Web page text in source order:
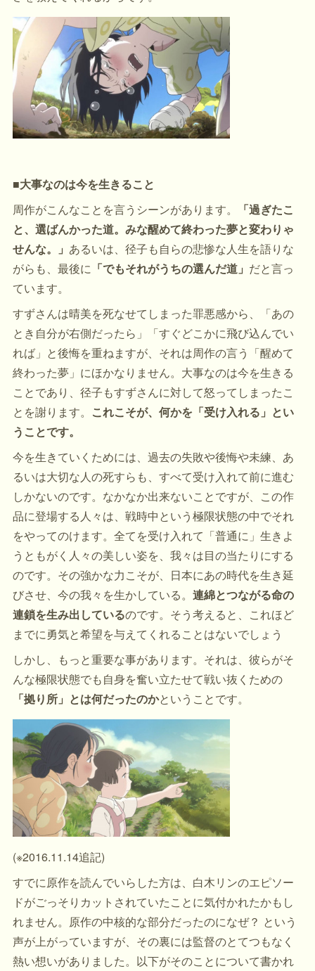
■大事なのは今を生きること
周作がこんなことを言うシーンがあります。
「過ぎたこ
と、選ばんかった道。みな醒めて終わった夢と変わりゃ
せんな。」 あるいは、径子も自らの悲惨な人生を語りな
がらも、最後に 「でもそれがうちの選んだ道」 だと言っ
ています。
すずさんは晴美を死なせてしまった罪悪感から、「あの
とき自分が右側だったら」「すぐどこかに飛び込んでい
れば」と後悔を重ねますが、それは周作の言う「醒めて
終わった夢」にほかなりません。大事なのは今を生きる
ことであり、径子もすずさんに対して怒ってしまったこ
とを謝ります。 これこそが、何かを「受け入れる」とい
うことです。
今を生きていくためには、過去の失敗や後悔や未練、あ
るいは大切な人の死すらも、すべて受け入れて前に進む
しかないのです。なかなか出来ないことですが、この作
品に登場する人々は、戦時中という極限状態の中でそれ
をやってのけます。全てを受け入れて「普通に」生きよ
うともがく人々の美しい姿を、我々は目の当たりにする
のです。その強かな力こそが、日本にあの時代を生き延
びさせ、今の我々を生かしている。連綿とつながる命の
連鎖を生み出しているのです。そう考えると、これほど
までに勇気と希望を与えてくれることはないでしょう
しかし、もっと重要な事があります。それは、彼らがそ
んな極限状態でも自身を奮い立たせて戦い抜くための
「拠り所」とは何だったのかということです。
(※2016.11.14追記)
すでに原作を読んでいらした方は、白木リンのエピソー
ドがごっそりカットされていたことに気付かれたかもし
れません。原作の中核的な部分だったのになぜ？ という
声が上がっていますが、その裏には監督のとてつもなく
熱い想いがありました。以下がそのことについて書かれ